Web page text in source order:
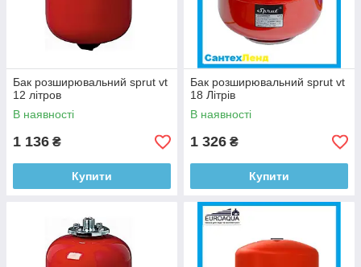
Бак розширювальний sprut vt
12 літров
В наявності
1 136 ₴
Купити
Бак розширювальний sprut vt
18 Літрів
В наявності
1 326 ₴
Купити